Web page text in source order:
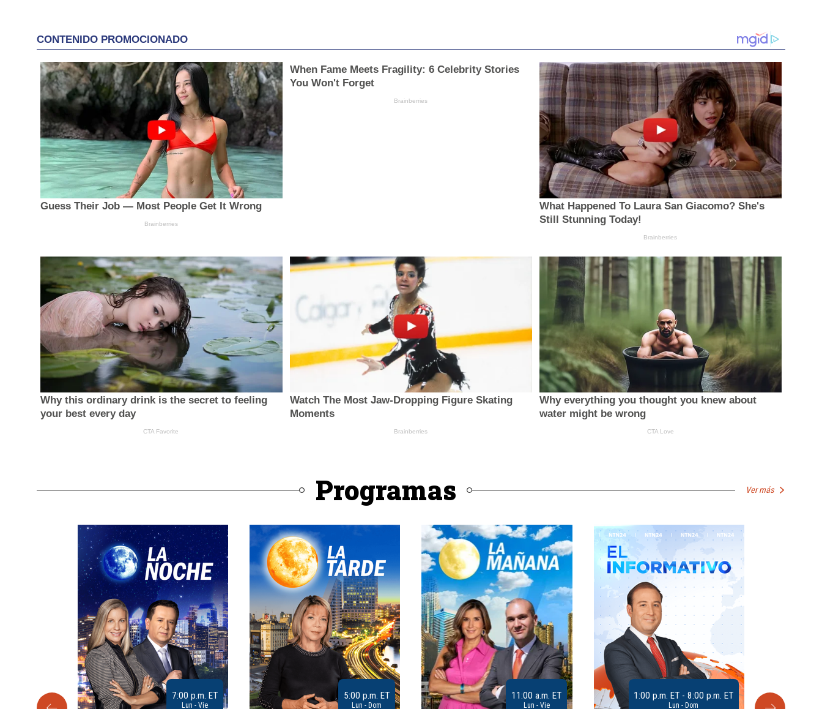
Programas Ver más
9:30 a.m. ET 7:00 p.m. ET
Lun - Vie
5:00 p.m. ET
Lun - Dom
11:00 a.m. ET
Lun - Vie
1:00 p.m. ET - 8:00 p.m. ET
Lun - Dom